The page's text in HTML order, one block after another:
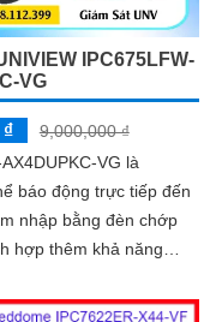
IPC675LFW-
VG
9,000,000 ₫
VG là
báo động trực tiếp đến
nhập bằng đèn chớp
hợp thêm khả năng
thông minh như năng